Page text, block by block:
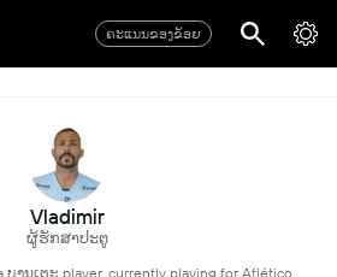
ຄະແນນຂອງຂ້ອຍ
Vladimir
ຜູ້ຮັກສາປະຕູ
ບານເຕະ player, currently playing for Atlético